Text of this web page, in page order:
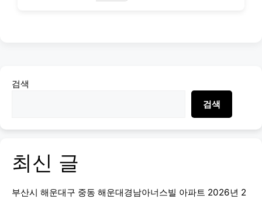
검색
검색
최신 글
부산시 해운대구 중동 해운대경남아너스빌 아파트 2026년 2